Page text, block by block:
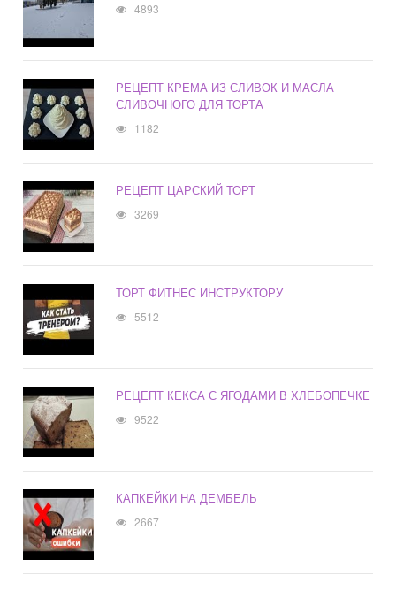
4893
РЕЦЕПТ КРЕМА ИЗ СЛИВОК И МАСЛА
СЛИВОЧНОГО ДЛЯ ТОРТА
1182
РЕЦЕПТ ЦАРСКИЙ ТОРТ
3269
ТОРТ ФИТНЕС ИНСТРУКТОРУ
5512
РЕЦЕПТ КЕКСА С ЯГОДАМИ В ХЛЕБОПЕЧКЕ
9522
КАПКЕЙКИ НА ДЕМБЕЛЬ
2667